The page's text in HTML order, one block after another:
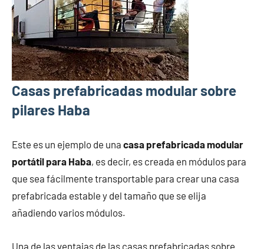
Casas prefabricadas modular sobre
pilares Haba
Este es un ejemplo de una casa prefabricada modular
portátil para Haba, es decir, es creada en módulos para
que sea fácilmente transportable para crear una casa
prefabricada estable y del tamaño que se elija
añadiendo varios módulos.
Una de las ventajas de las casas prefabricadas sobre